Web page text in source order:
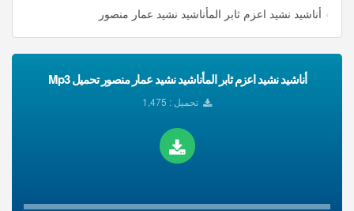
أناشيد نشيد اعزم ثابر المأناشيد نشيد عمار منصور
أناشيد نشيد اعزم ثابر المأناشيد نشيد عمار منصور تحميل Mp3
تحميل : 1,475